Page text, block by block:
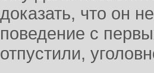
доказать, что он
поведение с
отпустили,